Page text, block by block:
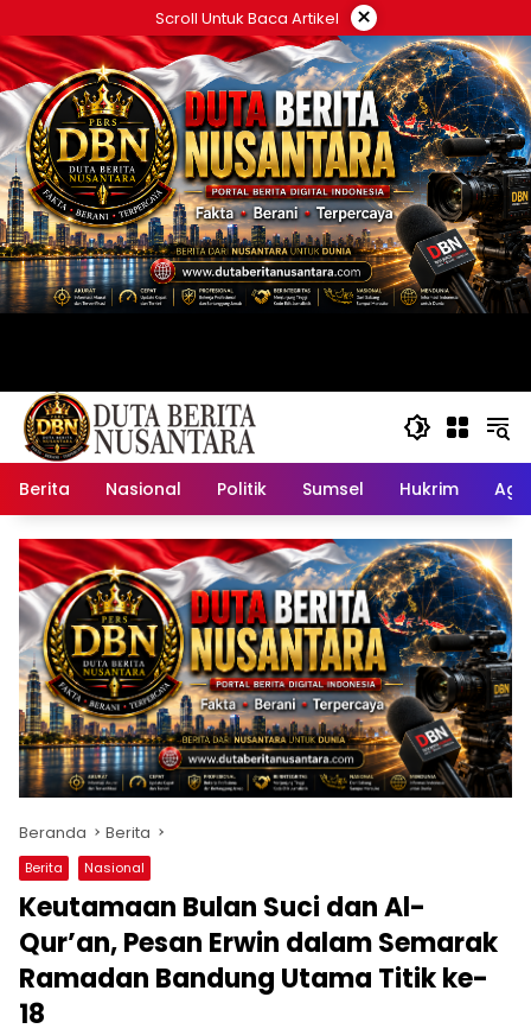
ke
konten
Scroll Untuk Baca Artikel ×
Berita Nasional Politik Sumsel Hukrim
Beranda Berita
Berita Nasional
Keutamaan Bulan Suci dan Al-
Qur’an, Pesan Erwin dalam Semarak
Ramadan Bandung Utama Titik ke-
18